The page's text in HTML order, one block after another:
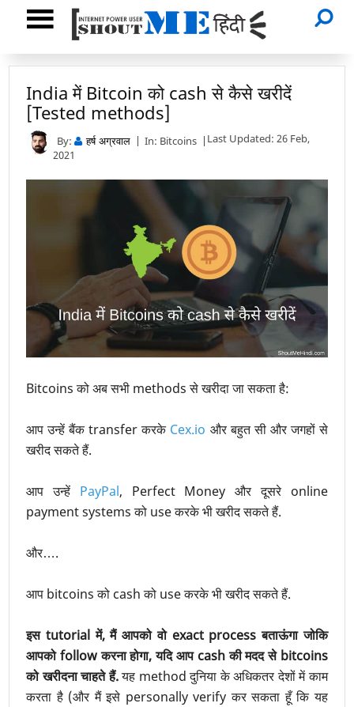
India में Bitcoin को cash से कैसे खरीदें
[Tested methods]
By: हर्ष अग्रवाल In: Bitcoins
Last Updated: 26 Feb,
2021
Bitcoins को अब सभी methods से खरीदा जा सकता है:
आप उन्हें बैंक transfer करके Cex.io और बहुत सी और जगहों से
खरीद सकते हैं.
आप उन्हें PayPal, Perfect Money और दूसरे online
payment systems को use करके भी खरीद सकते हैं.
और….
आप bitcoins को cash को use करके भी खरीद सकते हैं.
इस tutorial में, मैं आपको वो exact process बताऊंगा जोकि
आपको follow करना होगा, यदि आप cash की मदद से bitcoins
को खरीदना चाहते हैं.यह method दुनिया के अधिकतर देशों में काम
करता है (और मैं इसे personally verify कर सकता हूँ कि यह